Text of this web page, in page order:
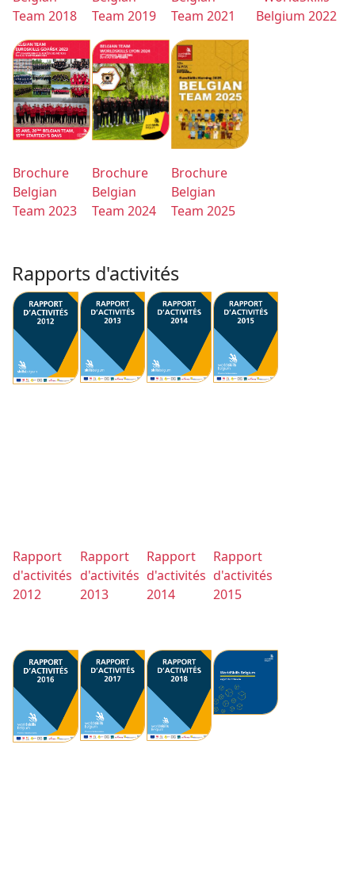
Team 2018
Team 2019
Team 2021
Belgium 2022
Brochure
Belgian
Team 2023
Brochure
Belgian
Team 2024
Brochure
Belgian
Team 2025
Rapports d'activités
Rapport
d'activités
2012
Rapport
d'activités
2013
Rapport
d'activités
2014
Rapport
d'activités
2015